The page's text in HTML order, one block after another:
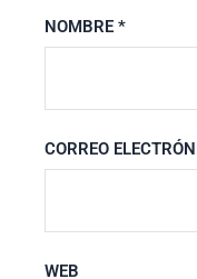
NOMBRE*
CORREO
WEB